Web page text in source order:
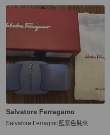
Salvatore Ferragamo
Salvatore Ferragmo藍紫色髮夾